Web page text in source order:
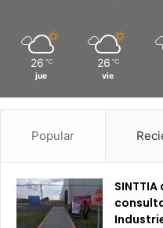
26 ℃
jue
26 ℃
vie
Popular